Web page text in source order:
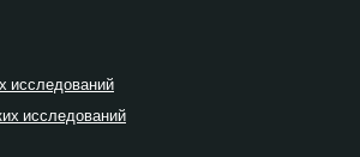
исследований
исследований